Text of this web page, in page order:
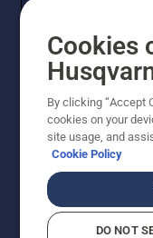
© Husqvarna AB
Husqvarna
aderenti
all’ 8,1% e TRA.
indicati sono
a meno che il
Informativa sulla
Cookies
By clicking “Accept
cookies on your
site usage, and
Cookie Policy
DO NOT